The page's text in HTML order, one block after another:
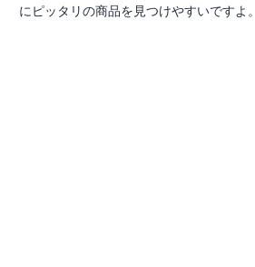
にピッタリの商品を見つけやすいですよ。